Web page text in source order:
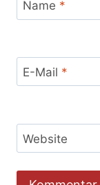
Name *
E-Mail *
Website